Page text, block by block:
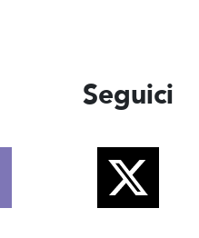
Seguici